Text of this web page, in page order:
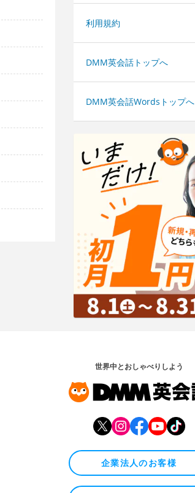
利用規約
DMM英会話トップへ
DMM英会話Wordsトップへ
世界中とおしゃべりしよう
企業法人のお客様